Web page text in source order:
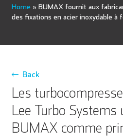
Home » BUMAX fournit aux
des fixations en acier inoxydable à
Back
Les
Lee Turbo Systems
BUMAX comme